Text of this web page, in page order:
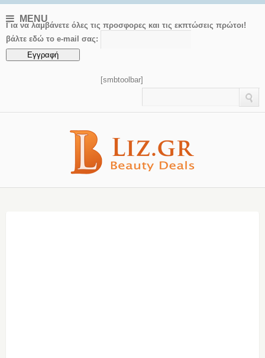
MENU
Για να λαμβάνετε όλες τις προσφορες και τις εκπτώσεις πρώτοι!
βάλτε εδώ το e-mail σας:
[smbtoolbar]